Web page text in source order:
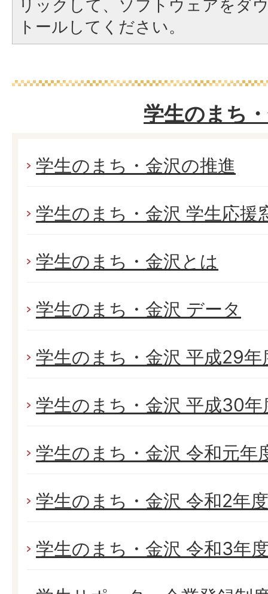
リックして、ソフトウェアをダ
トールしてください。
学生のまち
学生のまち・金沢の推進
学生のまち・金沢 学生応援
学生のまち・金沢とは
学生のまち・金沢 データ
学生のまち・金沢 平成29
学生のまち・金沢 平成30
学生のまち・金沢 令和元年
学生のまち・金沢 令和2年
学生のまち・金沢 令和3年